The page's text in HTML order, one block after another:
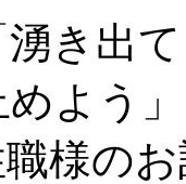
き出
よう
様の